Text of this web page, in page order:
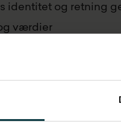
identitet og retning
værdier
følelser og